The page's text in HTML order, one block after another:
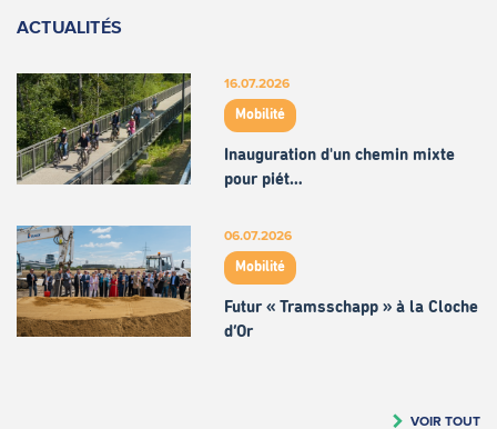
ACTUALITÉS
16.07.2026
Mobilité
Inauguration d'un chemin mixte
pour piét…
06.07.2026
Mobilité
Futur « Tramsschapp » à la Cloche
d’Or
VOIR TOUT